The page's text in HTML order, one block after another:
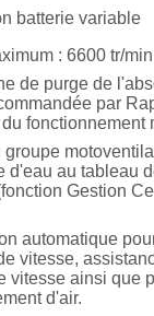
batterie variable
: 6600 tr/min
de purge de
par
fonctionnement
groupe
d'eau au tableau
Gestion
automatique
vitesse,
vitesse ainsi que
d'air.